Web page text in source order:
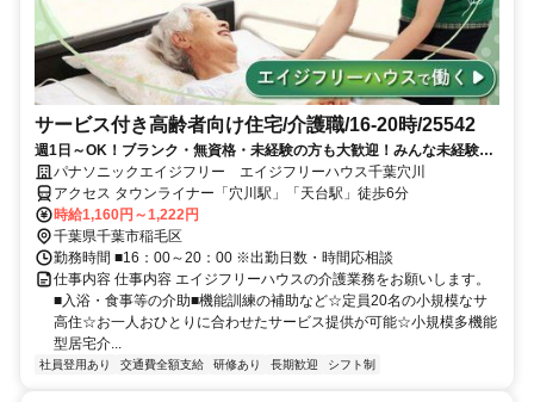
サービス付き高齢者向け住宅/介護職/16-20時/25542
週1日～OK！ブランク・無資格・未経験の方も大歓迎！みんな未経験か
らのスタートです！急なお休みもスタッフ全員でサポートします。ご希
望の時間・日数をお伝えください。車通勤も可能です。
パナソニックエイジフリー エイジフリーハウス千葉穴川
アクセス タウンライナー「穴川駅」「天台駅」徒歩6分
時給1,160円～1,222円
千葉県千葉市稲毛区
勤務時間 ■16：00～20：00 ※出勤日数・時間応相談
仕事内容 仕事内容 エイジフリーハウスの介護業務をお願いします。
■入浴・食事等の介助■機能訓練の補助など☆定員20名の小規模なサ
高住☆お一人おひとりに合わせたサービス提供が可能☆小規模多機能
型居宅介...
社員登用あり 交通費全額支給 研修あり 長期歓迎 シフト制